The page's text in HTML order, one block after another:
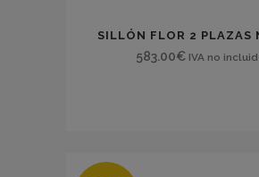
SILLÓN FLOR 2 PLAZAS
583.00€ IVA no